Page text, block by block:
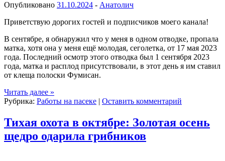
Опубликовано 31.10.2024 - Анатолич
Приветствую дорогих гостей и подписчиков моего канала!
В сентябре, я обнаружил что у меня в одном отводке, пропала
матка, хотя она у меня ещё молодая, сеголетка, от 17 мая 2023
года. Последний осмотр этого отводка был 1 сентября 2023
года, матка и расплод присутствовали, в этот день я им ставил
от клеща полоски Фумисан.
Читать далее »
Рубрика: Работы на пасеке Оставить комментарий
Тихая охота в октябре: Золотая осень
щедро одарила грибников